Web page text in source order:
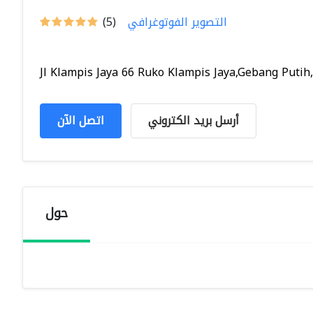
(5) التصوير الفوتوغرافي
Jl Klampis Jaya 66 Ruko Klampis Jaya,Gebang
اتصل الآن أرسل بريد الكتروني
حول